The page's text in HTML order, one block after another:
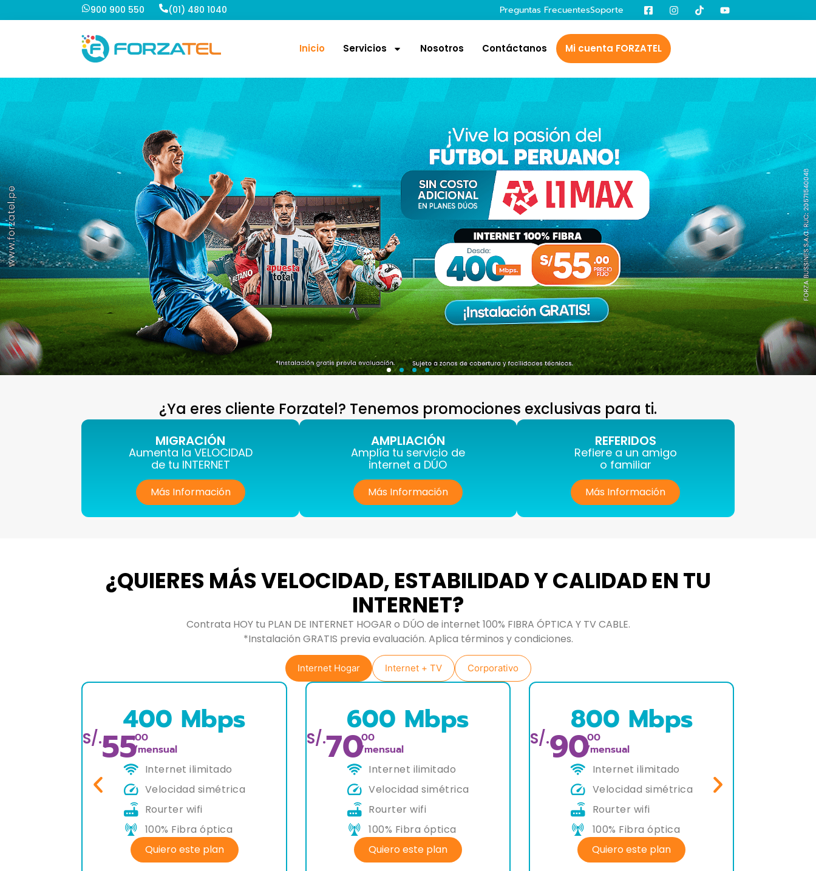
900 900 550 (01) 480 1040 Preguntas FrecuentesSoporte
Inicio Servicios Nosotros Contáctanos Mi cuenta FORZATEL
¿Ya eres cliente Forzatel? Tenemos promociones exclusivas para ti.
MIGRACIÓN
Aumenta la VELOCIDAD
de tu INTERNET
Más Información
AMPLIACIÓN
Amplía tu servicio de
internet a DÚO
Más Información
REFERIDOS
Refiere a un amigo
o familiar
Más Información
¿QUIERES MÁS VELOCIDAD, ESTABILIDAD Y CALIDAD EN TU
INTERNET?
Contrata HOY tu PLAN DE INTERNET HOGAR o DÚO de internet 100% FIBRA ÓPTICA Y TV CABLE.
*Instalación GRATIS previa evaluación. Aplica términos y condiciones.
Internet Hogar Internet + TV Corporativo
600 Mbps
S/.70/mensual
Internet ilimitado
Velocidad simétrica
Rourter wifi
100% Fibra óptica
Quiero este plan
800 Mbps
S/.90/mensual
Internet ilimitado
Velocidad simétrica
Rourter wifi
100% Fibra óptica
Quiero este plan
400 Mbps
S/.55/mensual
Internet ilimitado
Velocidad simétrica
Rourter wifi
100% Fibra óptica
Quiero este plan